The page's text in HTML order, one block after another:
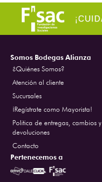
Somos Bodegas Alianza
¿Quiénes Somos?
Atención al cliente
Sucursales
¡Regístrate como Mayorista!
Politica de entregas, cambios y
devoluciones
Contacto
Pertenecemos a